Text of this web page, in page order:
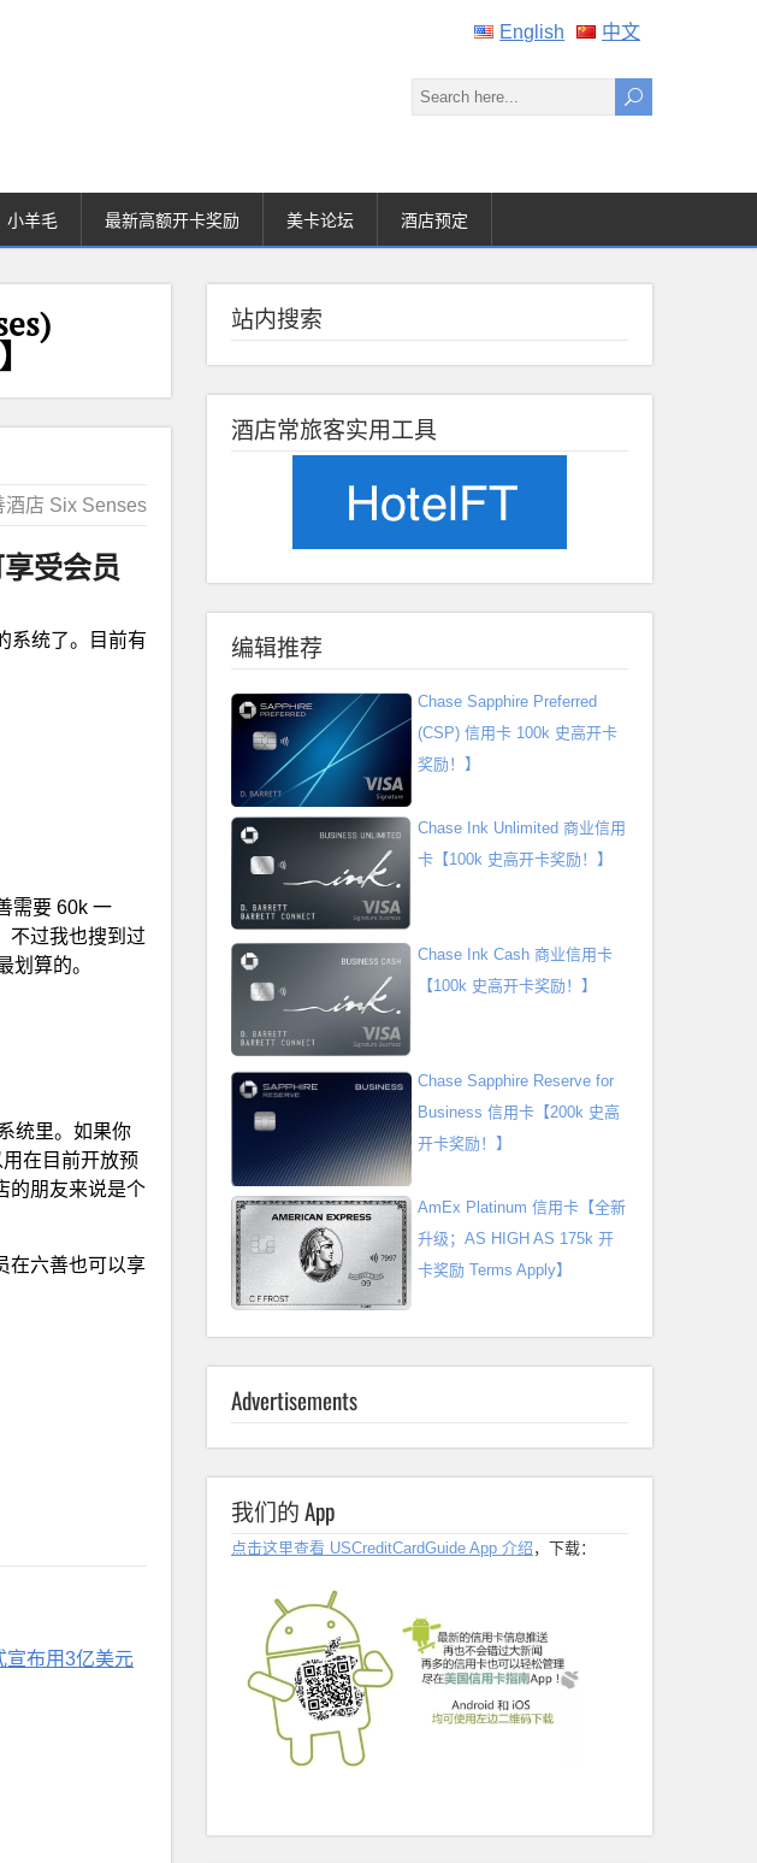
English 中文
小羊毛 最新高额开卡奖励 美卡论坛 酒店预定
酒店 Six Senses
受会员
系统了。目前有
需要 60k 一
不过我也搜到过
划算的。
统里。如果你
在目前开放预
的朋友来说是个
在六善也可以享
宣布用3亿美元
站内搜索
酒店常旅客实用工具
编辑推荐
Chase Sapphire Preferred
(CSP) 信用卡 100k 史高开卡
奖励！】
Chase Ink Unlimited 商业信用
卡【100k 史高开卡奖励！】
Chase Ink Cash 商业信用卡
【100k 史高开卡奖励！】
Chase Sapphire Reserve for
Business 信用卡【200k 史高
开卡奖励！】
AmEx Platinum 信用卡【全新
升级；AS HIGH AS 175k 开
卡奖励 Terms Apply】
Advertisements
我们的 App
点击这里查看 USCreditCardGuide App 介绍 ，下载：